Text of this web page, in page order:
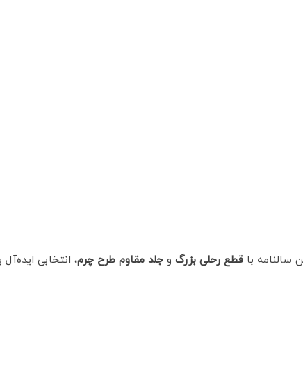
قطع رحلی بزرگ و جلد مقاوم طرح چرم، انتخابی